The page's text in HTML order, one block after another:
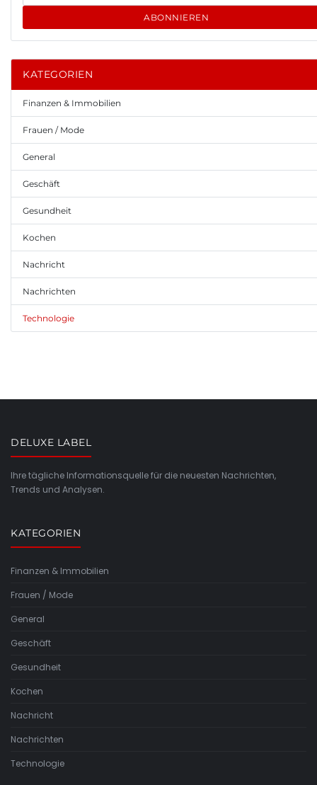
ABONNIEREN
KATEGORIEN
Finanzen & Immobilien
Frauen / Mode
General
Geschäft
Gesundheit
Kochen
Nachricht
Nachrichten
Technologie
DELUXE LABEL
Ihre tägliche Informationsquelle für die neuesten Nachrichten,
Trends und Analysen.
KATEGORIEN
Finanzen & Immobilien
Frauen / Mode
General
Geschäft
Gesundheit
Kochen
Nachricht
Nachrichten
Technologie